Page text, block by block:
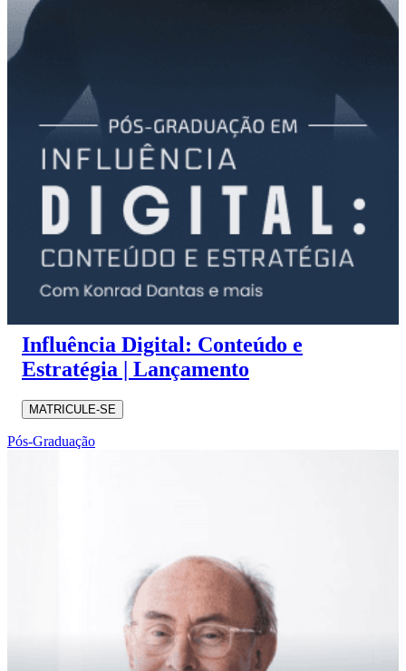
Influência Digital: Conteúdo e
Estratégia | Lançamento
MATRICULE-SE
Pós-Graduação